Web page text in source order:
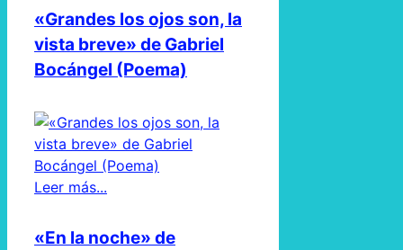
«Grandes los ojos son, la
vista breve» de Gabriel
Bocángel (Poema)
Leer más...
«En la noche» de